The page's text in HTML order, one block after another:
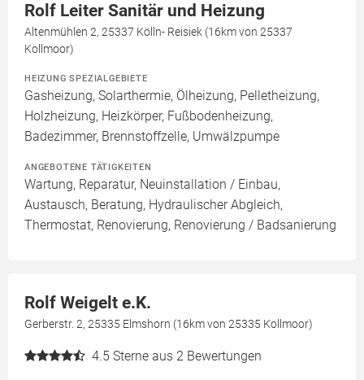
Rolf Leiter Sanitär und Heizung
Altenmühlen 2, 25337 Kölln- Reisiek (16km von 25337
Kollmoor)
HEIZUNG SPEZIALGEBIETE
Gasheizung, Solarthermie, Ölheizung, Pelletheizung,
Holzheizung, Heizkörper, Fußbodenheizung,
Badezimmer, Brennstoffzelle, Umwälzpumpe
ANGEBOTENE TÄTIGKEITEN
Wartung, Reparatur, Neuinstallation / Einbau,
Austausch, Beratung, Hydraulischer Abgleich,
Thermostat, Renovierung, Renovierung / Badsanierung
Rolf Weigelt e.K.
Gerberstr. 2, 25335 Elmshorn (16km von 25335 Kollmoor)
4.5 Sterne aus 2 Bewertungen